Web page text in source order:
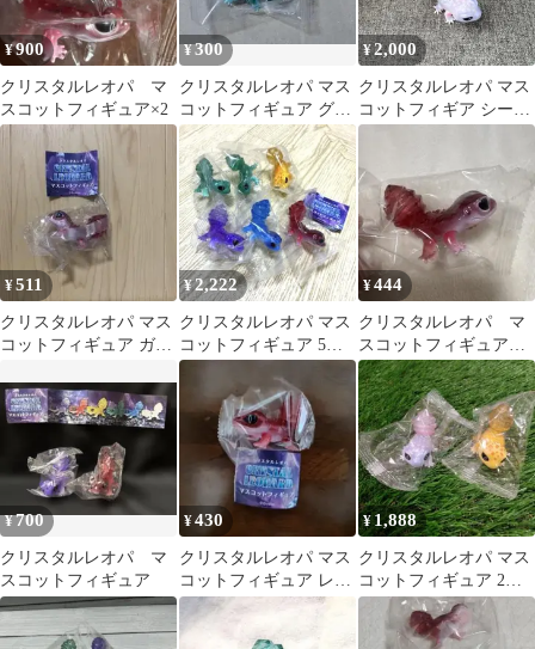
¥900
クリスタルレオパ マ
スコットフィギュア×2
¥300
クリスタルレオパ マス
コットフィギュア グリ
ーンクォーツ
¥2,000
クリスタルレオパ マス
コットフィギア シーク
レット(オパール)
¥511
クリスタルレオパ マス
コットフィギュア ガチ
¥2,222
クリスタルレオパ マス
コットフィギュア 5種
セット（グリーンのみ2
点あり）
¥444
クリスタルレオパ マ
スコットフィギュア
レッドクォーツ
¥700
クリスタルレオパ マ
スコットフィギュア
¥430
クリスタルレオパ マス
コットフィギュア レッ
ドクォーツ 新品未開封
¥ 1,888
クリスタルレオパ マス
コットフィギュア 2種
セット